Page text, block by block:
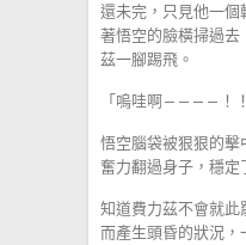
還未完，只見他一個
著悟空的臉橫掃過去
茲一腳踢飛。
「嗚哇啊————！！
悟空腦袋被狠狠的
奮力翻過身子，穩定
知道費力茲不會就此
而產生頭昏的狀況，